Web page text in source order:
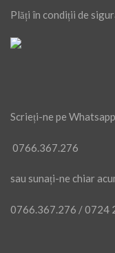
Plăți în condiții de
Scrieți-ne pe Whatsapp
0766.367.276
sau sunați-ne chiar
0766.367.276 /0724